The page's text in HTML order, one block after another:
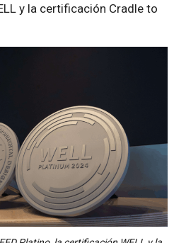
y la certificación Cradle to